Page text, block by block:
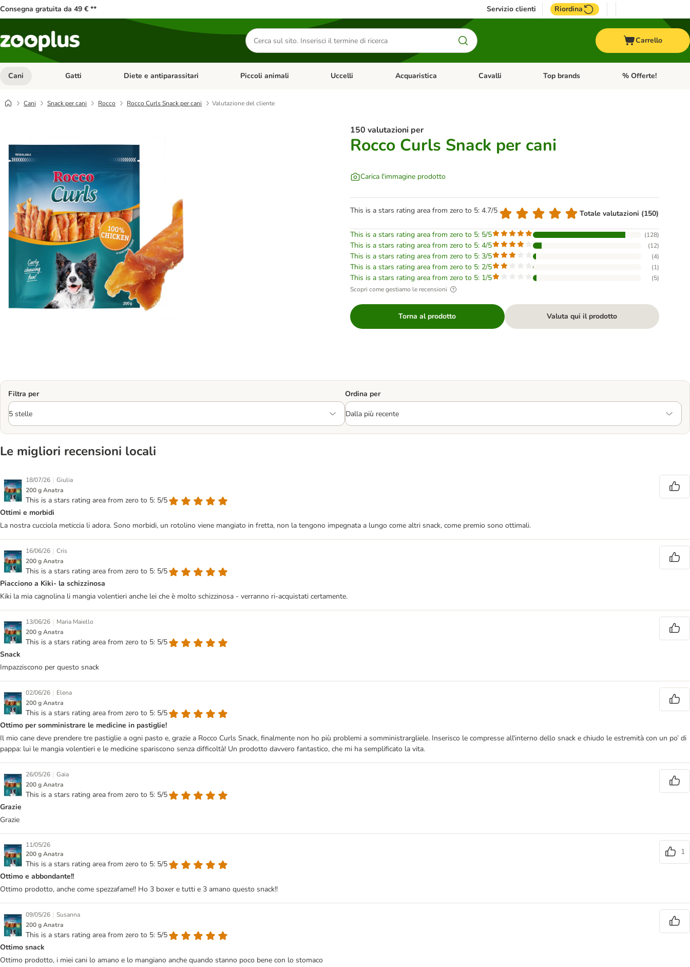
Consegna gratuita da 49 € ** Servizio clienti Riordina
Cerca
prodotti
Carrello
Cani Apri Menu Categoria: Cani
Gatti Apri Menu Categoria: Gatti
Diete e antiparassitari Apri Menu Categoria: Diete e antiparassitari
Piccoli animali Apri Menu Categoria: Piccoli animali
Uccelli Apri Menu Categoria: Uccelli
Acquaristica Apri Menu Categoria: Acquaristica
Cavalli Apri Menu Categoria: Cavalli
Top brands Apri Menu Categoria:
% Offerte!
Cani Snack per cani Rocco Rocco Curls Snack per cani Valutazione del cliente
150 valutazioni per
Rocco Curls Snack per cani
Carica l'immagine prodotto
This is a stars rating area from zero to 5: 4.7/5 Totale valutazioni (150)
This is a stars rating area from zero to 5: 5/5 (128)
This is a stars rating area from zero to 5: 4/5 (12)
This is a stars rating area from zero to 5: 3/5 (4)
This is a stars rating area from zero to 5: 2/5 (1)
This is a stars rating area from zero to 5: 1/5 (5)
Scopri come gestiamo le recensioni
Torna al prodotto Valuta qui il prodotto
Filtra per Ordina per
Le migliori recensioni locali
18/07/26 | Giulia
200 g Anatra
This is a stars rating area from zero to 5: 5/5
Ottimi e morbidi
La nostra cucciola meticcia li adora. Sono morbidi, un rotolino viene mangiato in fretta, non la tengono impegnata a lungo come altri snack, come premio sono ottimali.
16/06/26 | Cris
200 g Anatra
This is a stars rating area from zero to 5: 5/5
Piacciono a Kiki- la schizzinosa
Kiki la mia cagnolina li mangia volentieri anche lei che è molto schizzinosa - verranno ri-acquistati certamente.
13/06/26 | Maria Maiello
200 g Anatra
This is a stars rating area from zero to 5: 5/5
Snack
Impazziscono per questo snack
02/06/26 | Elena
200 g Anatra
This is a stars rating area from zero to 5: 5/5
Ottimo per somministrare le medicine in pastiglie!
Il mio cane deve prendere tre pastiglie a ogni pasto e, grazie a Rocco Curls Snack, finalmente non ho più problemi a somministrargliele. Inserisco le compresse all'interno dello snack e chiudo le estremità con un po’ di
pappa: lui le mangia volentieri e le medicine spariscono senza difficoltà! Un prodotto davvero fantastico, che mi ha semplificato la vita.
26/05/26 | Gaia
200 g Anatra
This is a stars rating area from zero to 5: 5/5
Grazie
Grazie
11/05/26
200 g Anatra
This is a stars rating area from zero to 5: 5/5
1
Ottimo e abbondante!!
Ottimo prodotto, anche come spezzafame!! Ho 3 boxer e tutti e 3 amano questo snack!!
09/05/26 | Susanna
200 g Anatra
This is a stars rating area from zero to 5: 5/5
Ottimo snack
Ottimo prodotto, i miei cani lo amano e lo mangiano anche quando stanno poco bene con lo stomaco